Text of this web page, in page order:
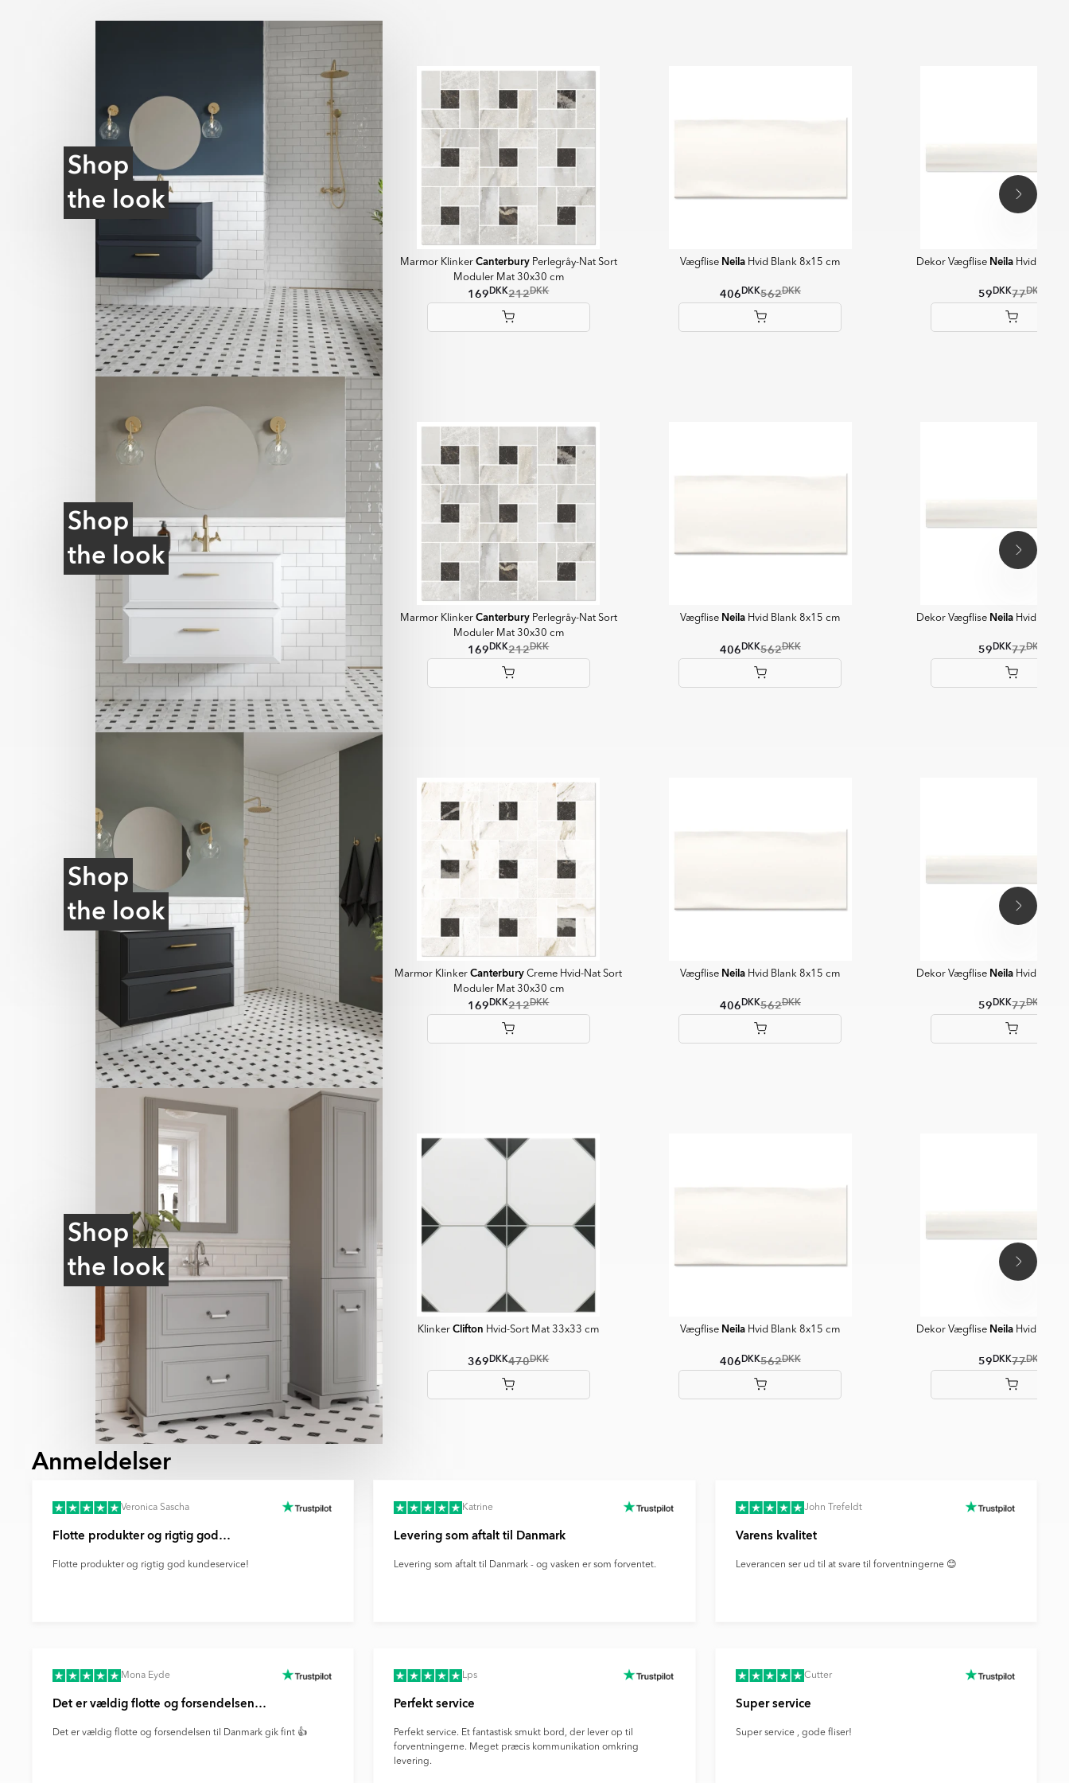
En meget mat overflade med minimal lysrefleksion. Ultramatte fliser giver et
blødt og moderne udtryk og skjuler effektivt fingeraftryk og genskin.
Shop
the look
Marmor Klinker CanterburyPerlegråy-Nat Sort
Moduler Mat 30x30 cm
169DKK212DKK
Vægflise Neila Hvid Blank 8x15 cm
406DKK562DKK
Dekor Vægflise NeilaHvid Blank
59DKK77DKK
Item
1
Shop
the look
Marmor Klinker CanterburyPerlegråy-Nat Sort
Moduler Mat 30x30 cm
169DKK212DKK
Vægflise Neila Hvid Blank 8x15 cm
406DKK562DKK
Dekor Vægflise NeilaHvid Blank
59DKK77DKK
Item
1
Shop
the look
Marmor KlinkerCanterbury Creme Hvid-Nat Sort
Moduler Mat 30x30 cm
169DKK212DKK
Vægflise Neila Hvid Blank 8x15 cm
406DKK562DKK
Dekor Vægflise NeilaHvid Blank
59DKK77DKK
Item
1
Shop
the look
KlinkerClifton Hvid-Sort Mat 33x33 cm
369DKK470DKK
Vægflise Neila Hvid Blank 8x15 cm
406DKK562DKK
Dekor Vægflise NeilaHvid Blank
59DKK77DKK
Item
of
Anmeldelser
Veronica Sascha
Flotte produkter og rigtig god…
Flotte produkter og rigtig god kundeservice!
Katrine
Levering som aftalt til Danmark
Levering som aftalt til Danmark - og vasken er som forventet.
John Trefeldt
Varens kvalitet
Leverancen ser ud til at svare til forventningerne 😊
Mona Eyde
Det er vældig flotte og forsendelsen…
Det er vældig flotte og forsendelsen til Danmark gik fint 👍
Lps
Perfekt service
Perfekt service. Et fantastisk smukt bord, der lever op til
forventningerne. Meget præcis kommunikation omkring
levering.
Cutter
Super service
Super service , gode fliser!